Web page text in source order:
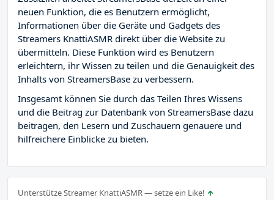
neuen Funktion, die es Benutzern ermöglicht,
Informationen über die Geräte und Gadgets des
Streamers KnattiASMR direkt über die Website zu
übermitteln. Diese Funktion wird es Benutzern
erleichtern, ihr Wissen zu teilen und die Genauigkeit des
Inhalts von StreamersBase zu verbessern.
Insgesamt können Sie durch das Teilen Ihres Wissens
und die Beitrag zur Datenbank von StreamersBase dazu
beitragen, den Lesern und Zuschauern genauere und
hilfreichere Einblicke zu bieten.
Unterstütze Streamer KnattiASMR — setze ein Like!